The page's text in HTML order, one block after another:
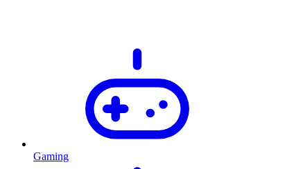
Gaming